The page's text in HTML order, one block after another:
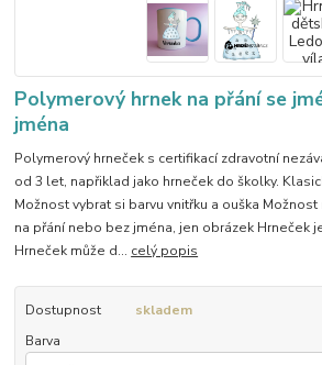
Polymerový hrnek na přání se
jména
Polymerový hrneček s certifikací zdravotní
od 3 let, napřiklad jako hrneček do školky.
Možnost vybrat si barvu vnitřku a ouška
na přání nebo bez jména, jen obrázek Hrneček
Hrneček může d... celý popis
Dostupnost
skladem
Barva